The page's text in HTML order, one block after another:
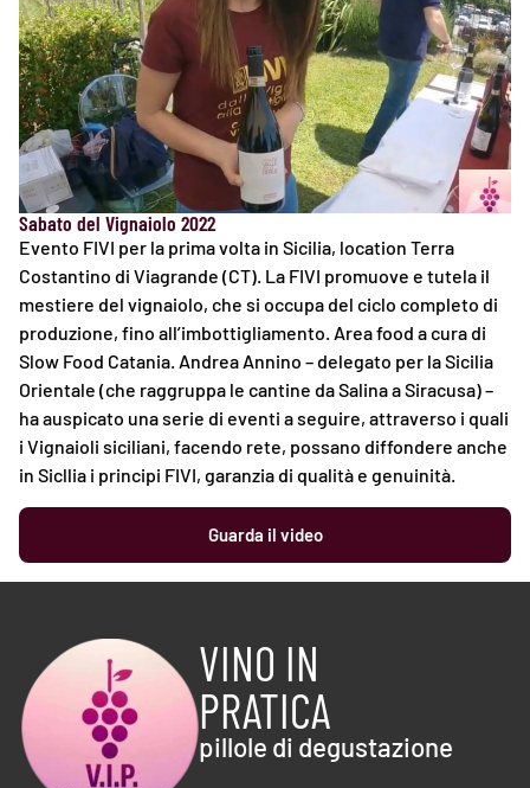
Sabato del Vignaiolo 2022
Evento FIVI per la prima volta in Sicilia, location Terra
Costantino di Viagrande (CT). La FIVI promuove e tutela il
mestiere del vignaiolo, che si occupa del ciclo completo di
produzione, fino all’imbottigliamento. Area food a cura di
Slow Food Catania. Andrea Annino – delegato per la Sicilia
Orientale (che raggruppa le cantine da Salina a Siracusa) –
ha auspicato una serie di eventi a seguire, attraverso i quali
i Vignaioli siciliani, facendo rete, possano diffondere anche
in Sicllia i principi FIVI, garanzia di qualità e genuinità.
Guarda il video
VINO IN
PRATICA
pillole di degustazione